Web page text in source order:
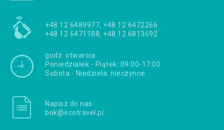
+48 12 6489977, +48 12 6472266
+48 12 6471188, +48 12 6813692
godz. otwarcia:
Poniedziałek - Piątek: 09:00-17:00
Sobota - Niedziela: nieczynne
Napisz do nas:
bok@ecotravel.pl